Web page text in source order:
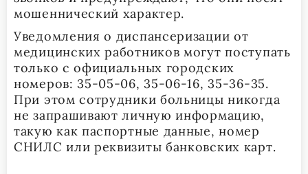
мошеннический характер.
Уведомления о диспансеризации от
медицинских работников могут поступать
только с официальных городских
номеров: 35-05-06, 35-06-16, 35-36-35.
При этом сотрудники больницы никогда
не запрашивают личную информацию,
такую как паспортные данные, номер
СНИЛС или реквизиты банковских карт.